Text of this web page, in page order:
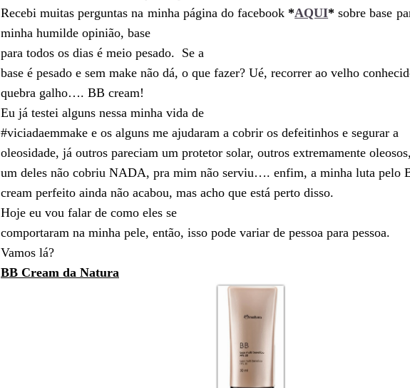
Recebi muitas perguntas na minha página do facebook *AQUI*sobre base
minha humilde opinião, base
para todos os dias é meio pesado. Se a
base é pesado e sem make não dá, o que fazer? Ué, recorrer ao velho
quebra galho…. BB cream!
Eu já testei alguns nessa minha vida de
#viciadaemmake e os alguns me ajudaram a cobrir os defeitinhos e segurar a
oleosidade, já outros pareciam um protetor solar, outros extremamente
um deles não cobriu NADA, pra mim não serviu…. enfim, a minha luta pelo
cream perfeito ainda não acabou, mas acho que está perto disso.
Hoje eu vou falar de como eles se
comportaram na minha pele, então, isso pode variar de pessoa para pessoa.
Vamos lá?
BB Cream da Natura